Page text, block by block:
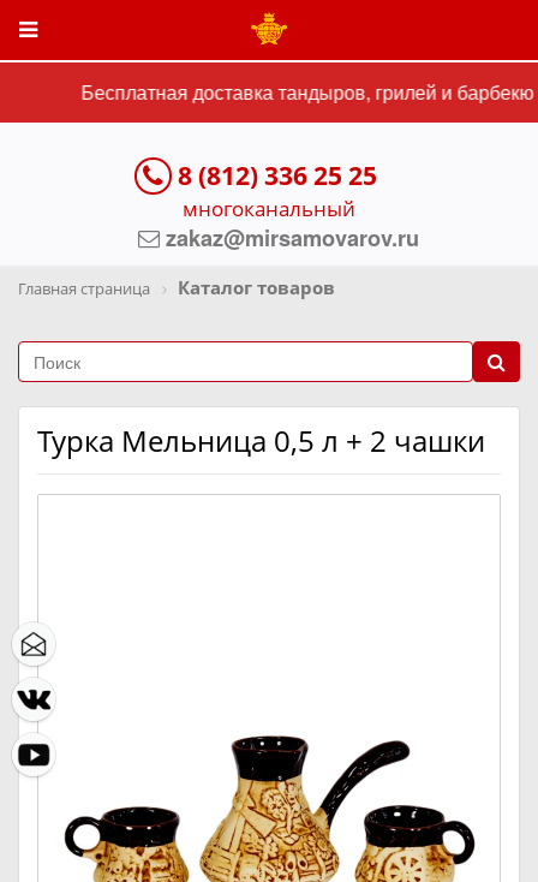
Бесплатная доставка тандыров, грилей и
8 (812) 336 25 25
многоканальный
zakaz@mirsamovarov.ru
Главная страница Каталог товаров
Турка Мельница 0,5 л + 2 чашки